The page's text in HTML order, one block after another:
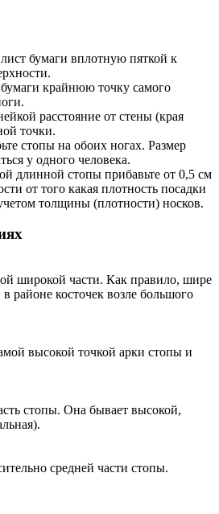
бумаги вплотную пяткой к
крайнюю точку самого
расстояние от стены (края
точки.
стопы на обоих ногах. Размер
у одного человека.
длинной стопы прибавьте от 0,5 см
от того какая плотность посадки
толщины (плотности) носков.
широкой части. Как правило, шире
в районе косточек возле большого
высокой точкой арки стопы и
стопы. Она бывает высокой,
средней части стопы.